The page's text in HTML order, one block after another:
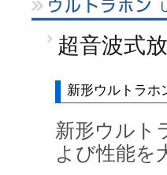
超音波式
新形ウルトラホ
新形ウルト
よび性能を